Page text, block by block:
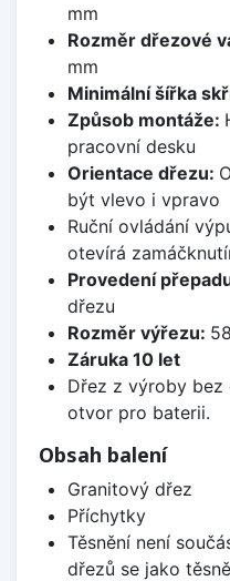
mm
Rozměr dřezové
mm
Minimální šířka
Způsob montáže:
pracovní desku
Orientace dřezu:
být vlevo i vpravo
Ruční ovládání
otevírá
Provedení
dřezu
Rozměr výřezu:
Záruka 10 let
Dřez z výroby
otvor pro baterii.
Obsah balení
Granitový dřez
Příchytky
Těsnění není
dřezů se jako